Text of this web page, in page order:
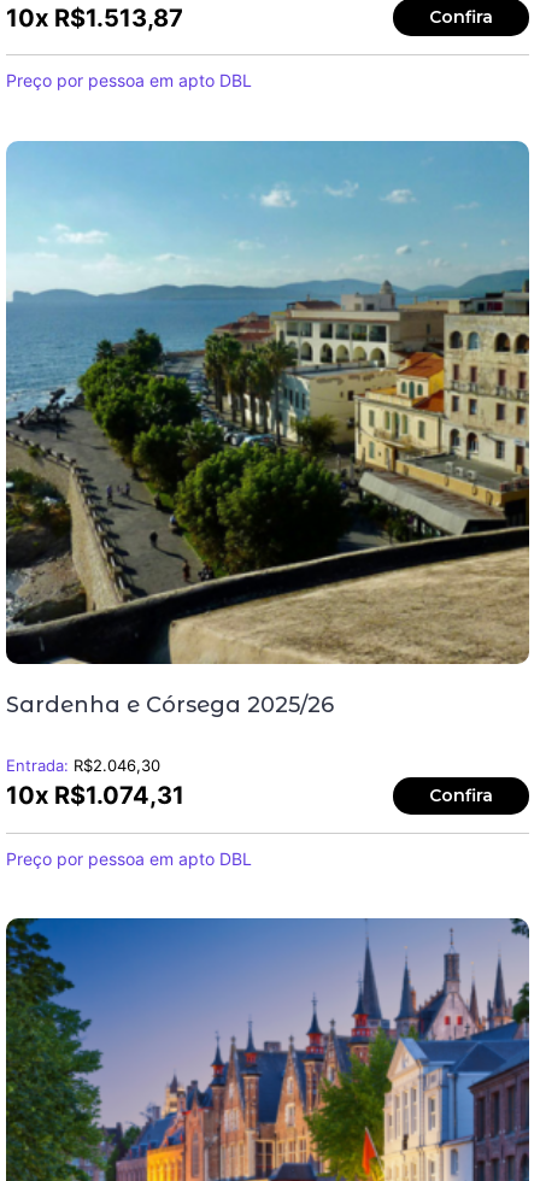
10x R$1.513,87 Confira
Preço por pessoa em apto DBL
Sardenha e Córsega 2025/26
Entrada: R$2.046,30
10x R$1.074,31 Confira
Preço por pessoa em apto DBL